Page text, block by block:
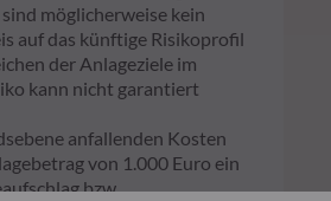
möglicherweise kein
auf das künftige Risikoprofil
der Anlageziele im
kann nicht garantiert
anfallenden Kosten
von 1.000 Euro ein
bzw.